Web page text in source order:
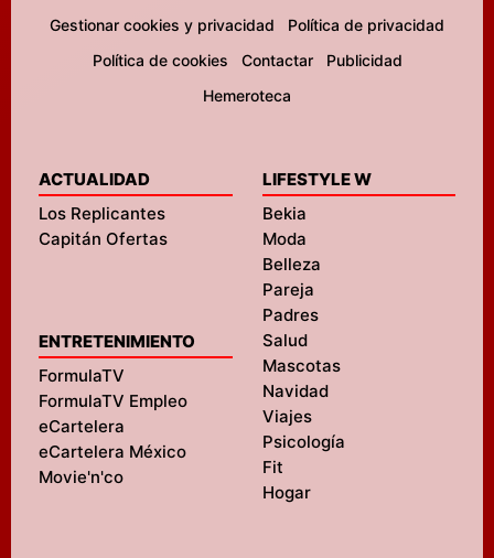
Gestionar cookies y privacidad
Política de privacidad
Política de cookies
Contactar
Publicidad
Hemeroteca
ACTUALIDAD
Los Replicantes
Capitán Ofertas
ENTRETENIMIENTO
FormulaTV
FormulaTV Empleo
eCartelera
eCartelera México
Movie'n'co
LIFESTYLE W
Bekia
Moda
Belleza
Pareja
Padres
Salud
Mascotas
Navidad
Viajes
Psicología
Fit
Hogar